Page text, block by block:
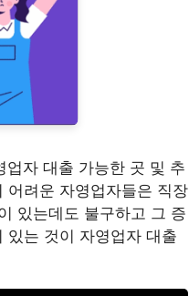
자 대출 가능한 곳 및 추
어려운 자영업자들은 직장
있는데도 불구하고 그 증
있는 것이 자영업자 대출